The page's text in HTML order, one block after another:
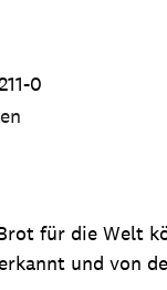
0
für die Welt
und von